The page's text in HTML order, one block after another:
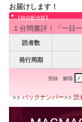
お届けします！
【独自配信版】
１分間書評！『一日
読者数
発行周期
登録 解除
>>バックナンバー>>読